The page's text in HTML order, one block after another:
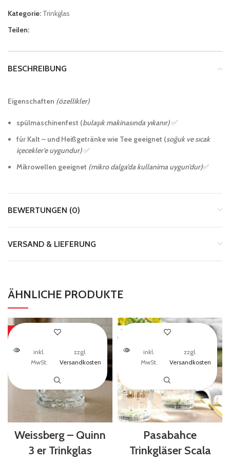
Kategorie: Trinkglas
Teilen:
BESCHREIBUNG
Eigenschaften (özellikler)
spülmaschinenfest (bulaşık makinasında yıkanır)✅
für Kalt – und Heißgetränke wie Tee geeignet (soğuk ve sıcak
içecekler’e uygundur)✅
Mikrowellen geeignet (mikro dalga’da kullanima uygun’dur)✅
BEWERTUNGEN (0)
VERSAND & LIEFERUNG
ÄHNLICHE PRODUKTE
-50%
Weissberg – Quinn
3 er Trinkglas
inkl.
MwSt.
zzgl.
Versandkosten
AUSVERKAUFT
Pasabahce
Trinkgläser Scala
inkl.
MwSt.
zzgl.
Versandkosten